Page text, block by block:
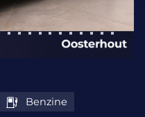
Benzine